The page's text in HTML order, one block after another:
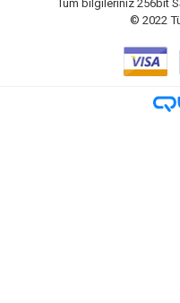
Tüm bilgileriniz 256bit
© 2022